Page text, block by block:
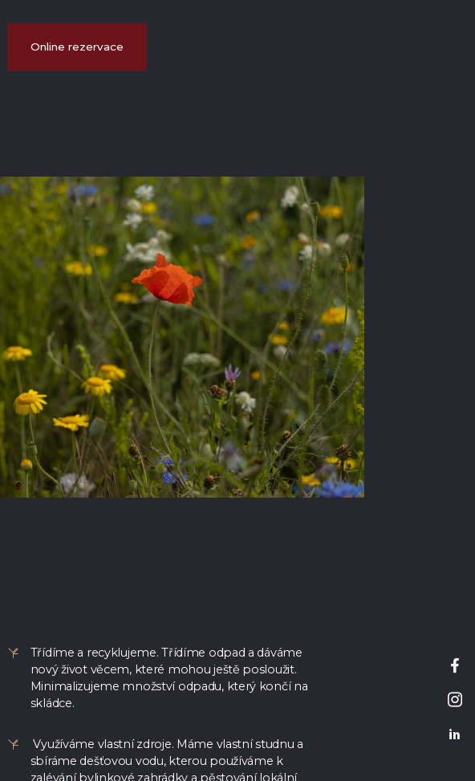
Online rezervace
Třídíme a recyklujeme. Třídíme odpad a dáváme
nový život věcem, které mohou ještě posloužit.
Minimalizujeme množství odpadu, který končí na
skládce.
Využíváme vlastní zdroje. Máme vlastní studnu a
sbíráme dešťovou vodu, kterou používáme k
zalévání bylinkové zahrádky a pěstování lokální